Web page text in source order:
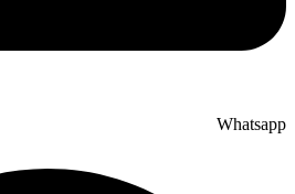
Whatsapp